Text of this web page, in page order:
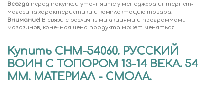
Всегда перед покупкой уточняйте у менеджера интернет-
магазина характеристики и комплектацию товара.
Внимание! В связи с различными акциями и программами
магазинов, конечная цена продукта может меняться.
Купить CHM-54060. РУССКИЙ
ВОИН С ТОПОРОМ 13-14 ВЕКА. 54
MM. МАТЕРИАЛ - СМОЛА.